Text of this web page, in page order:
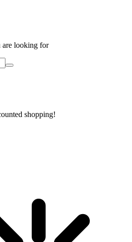
are looking for
shopping!